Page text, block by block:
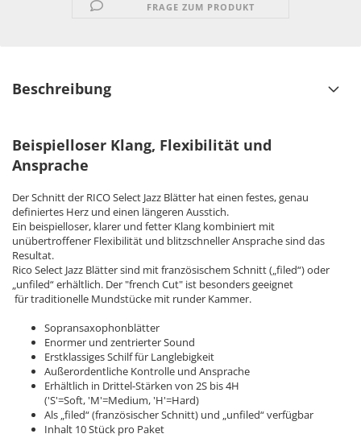
FRAGE ZUM PRODUKT
Beschreibung
Beispielloser Klang, Flexibilität und
Ansprache
Der Schnitt der RICO Select Jazz Blätter hat einen festes, genau
definiertes Herz und einen längeren Ausstich.
Ein beispielloser, klarer und fetter Klang kombiniert mit
unübertroffener Flexibilität und blitzschneller Ansprache sind das
Resultat.
Rico Select Jazz Blätter sind mit französischem Schnitt („filed“) oder
„unfiled“ erhältlich. Der "french Cut" ist besonders geeignet
für traditionelle Mundstücke mit runder Kammer.
Sopransaxophonblätter
Enormer und zentrierter Sound
Erstklassiges Schilf für Langlebigkeit
Außerordentliche Kontrolle und Ansprache
Erhältlich in Drittel-Stärken von 2S bis 4H
('S'=Soft, 'M'=Medium, 'H'=Hard)
Als „filed“ (französischer Schnitt) und „unfiled“ verfügbar
Inhalt 10 Stück pro Paket